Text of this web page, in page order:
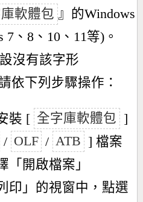
軟體包 』的Windows
、8、10、11等)。
沒有該字形
依下列步驟操作：
裝 [ 全字庫軟體包 ]
/ OLF / ATB ] 檔案
「開啟檔案」
印」的視窗中，點選